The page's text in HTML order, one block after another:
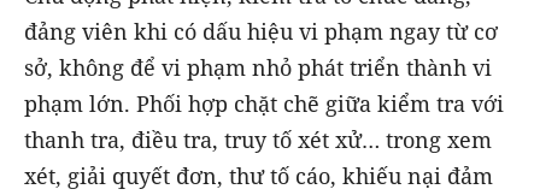
đảng viên khi có dấu hiệu vi phạm ngay từ cơ
sở, không để vi phạm nhỏ phát triển thành vi
phạm lớn. Phối hợp chặt chẽ giữa kiểm tra với
thanh tra, điều tra, truy tố xét xử… trong xem
xét, giải quyết đơn, thư tố cáo, khiếu nại đảm